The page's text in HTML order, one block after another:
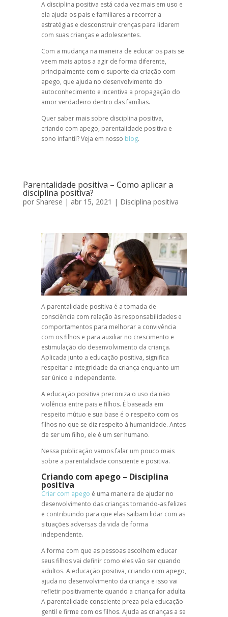
A disciplina positiva está cada vez mais em uso e
ela ajuda os pais e familiares a recorrer a
estratégias e desconstruir crenças para lidarem
com suas crianças e adolescentes.
Com a mudança na maneira de educar os pais se
veem mais aptos a agir de forma diferente,
principalmente com o suporte da criação com
apego, que ajuda no desenvolvimento do
autoconhecimento e incentiva a propagação do
amor verdadeiro dentro das famílias.
Quer saber mais sobre disciplina positiva,
criando com apego, parentalidade positiva e
sono infantil? Veja em nosso blog.
Parentalidade positiva – Como aplicar a
disciplina positiva?
por Sharese | abr 15, 2021 | Disciplina positiva
A parentalidade positiva é a tomada de
consciência com relação às responsabilidades e
comportamentos para melhorar a convivência
com os filhos e para auxiliar no crescimento e
estimulação do desenvolvimento da criança.
Aplicada junto a educação positiva, significa
respeitar a integridade da criança enquanto um
ser único e independente.
A educação positiva preconiza o uso da não
violência entre pais e filhos. É baseada em
respeito mútuo e sua base é o respeito com os
filhos no que se diz respeito à humanidade. Antes
de ser um filho, ele é um ser humano.
Nessa publicação vamos falar um pouco mais
sobre a parentalidade consciente e positiva.
Criando com apego– Disciplina
positiva
Criar com apego é uma maneira de ajudar no
desenvolvimento das crianças tornando-as felizes
e contribuindo para que elas saibam lidar com as
situações adversas da vida de forma
independente.
A forma com que as pessoas escolhem educar
seus filhos vai definir como eles vão ser quando
adultos. A educação positiva, criando com apego,
ajuda no desenvolvimento da criança e isso vai
refletir positivamente quando a criança for adulta.
A parentalidade consciente preza pela educação
gentil e firme com os filhos. Ajuda as crianças a se